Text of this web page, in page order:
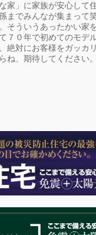
家」に家族が安心して
までみんなが集まって
そういうあったかい家
７０年で初めてのモデ
絶対にお客様をガッカ
ね、期待してください。